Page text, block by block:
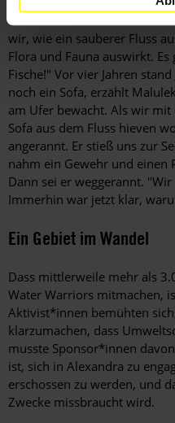
Flussabschnitt nennen wir
wir, wie ein sauberer Fluss
Flora und Fauna auswirkt.
Fische!" Vor vier Jahren
noch ein Sofa, erzählt
am Ufer bewacht. Als wir
Sofa aus dem Fluss hieven
angerannt. Er stieß uns zur
nahm ein Gewehr und einen
Dann sei er weggerannt.
Immerhin war jetzt klar,
Ein Gebiet im Wandel
Dass mittlerweile mehr als
Water Warriors mitmachen,
Aktivist*innen bemühten
klarzumachen, dass
musste Sponsor*innen
ist, sich in Alexandra zu
erschossen zu werden, und
Zwecke missbraucht wird.